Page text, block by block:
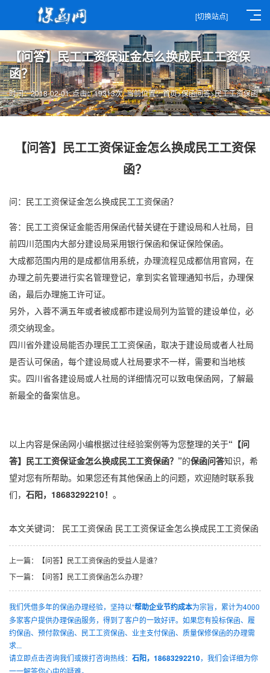
[切换站点]
【问答】民工工资保证金怎么换成民工工资保
函？
当前位置：首页>保函问答>民工工资保函
时间：2018-02-01 点击：19313次
【问答】民工工资保证金怎么换成民工工资保
函？
问：民工工资保证金怎么换成民工工资保函？
答：民工工资保证金能否用保函代替关键在于建设局和人社局，目
前四川范围内大部分建设局采用银行保函和保证保险保函。
大成都范围内用的是成都信用系统，办理流程见成都信用官网，在
办理之前先要进行实名管理登记，拿到实名管理通知书后，办理保
函，最后办理施工许可证。
另外，入蓉不满五年或者被成都市建设局列为监管的建设单位，必
须交纳现金。
四川省外建设局能否办理民工工资保函，取决于建设局或者人社局
是否认可保函，每个建设局或人社局要求不一样，需要和当地核
实。四川省各建设局或人社局的详细情况可以致电保函网，了解最
新最全的备案信息。
以上内容是保函网小编根据过往经验案例等为您整理的关于“【问
答】民工工资保证金怎么换成民工工资保函？”的保函问答知识，希
望对您有所帮助。如果您还有其他保函上的问题，欢迎随时联系我
们， 石阳，18683292210！ 。
本文关键词： 民工工资保函 民工工资保证金怎么换成民工工资保函
上一篇：
【问答】民工工资保函的受益人是谁？
下一篇：
【问答】民工工资保函怎么办理？
我们凭借多年的保函办理经验，坚持以“帮助企业节约成本为宗旨，累计为4000
多家客户提供办理保函服务，得到了客户的一致好评。如果您有投标保函、履
约保函、预付款保函、民工工资保函、业主支付保函、质量保修保函的办理需
求...
请立即点击咨询我们或拨打咨询热线： 石阳，18683292210，我们会详细为你
一一解答你心中的疑难。